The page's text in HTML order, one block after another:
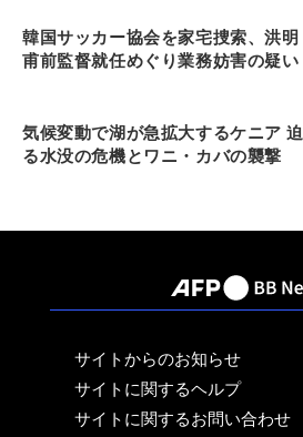
韓国サッカー協会を家宅捜索、洪明
甫前監督就任めぐり業務妨害の疑い
気候変動で湖が急拡大するケニア 迫
る水没の危機とワニ・カバの襲撃
サイトからのお知らせ
サイトに関するヘルプ
サイトに関するお問い合わせ